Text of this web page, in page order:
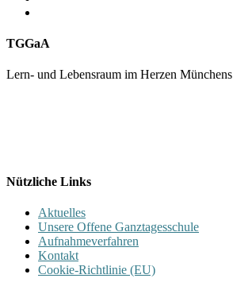
TGGaA
Lern- und Lebensraum im Herzen Münchens
Nützliche Links
Aktuelles
Unsere Offene Ganztagesschule
Aufnahmeverfahren
Kontakt
Cookie-Richtlinie (EU)